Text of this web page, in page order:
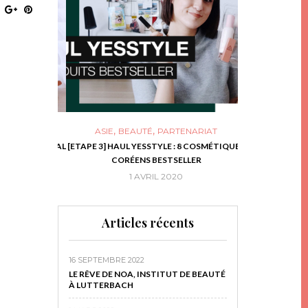
ASIE,BEAUTÉ,PARTENARIAT
[ETAPE 3] HAUL YESSTYLE : 8 COSMÉTIQUES
CORÉENS BESTSELLER
1 AVRIL 2020
Articles récents
16 SEPTEMBRE 2022
LE RÊVE DE NOA, INSTITUT DE BEAUTÉ
À LUTTERBACH